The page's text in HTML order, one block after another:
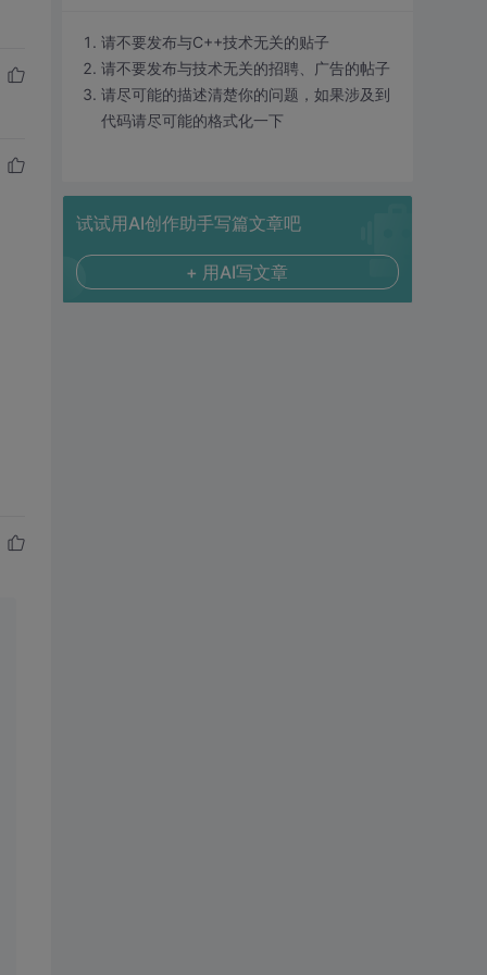
请不要发布与C++技术无关的贴子
请不要发布与技术无关的招聘、广告的帖子
请尽可能的描述清楚你的问题，如果涉及到
代码请尽可能的格式化一下
试试用AI创作助手写篇文章吧
+ 用AI写文章